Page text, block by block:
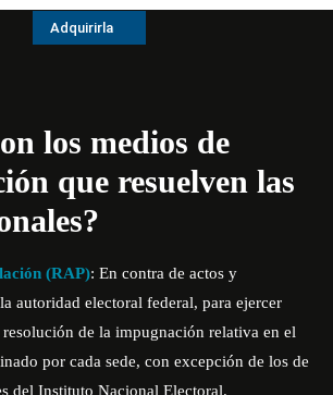
Adquirirla
los medios de
que resuelven las
(RAP): En contra de actos y
autoridad electoral federal, para ejercer
de la impugnación relativa en el
por cada sede, con excepción de los de
del Instituto Nacional Electoral.